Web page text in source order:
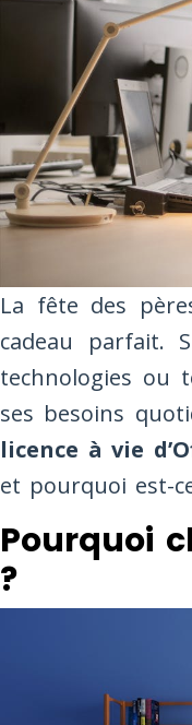
La fête des
cadeau parfait.
technologies ou
ses besoins
licence à vie
et pourquoi est-
Pourquoi
?